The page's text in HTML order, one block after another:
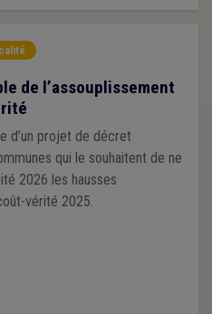
de l’assouplissement
d’un projet de décret
qui le souhaitent de ne
2026 les hausses
vérité 2025.